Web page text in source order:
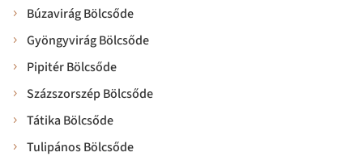
Búzavirág Bölcsőde
Gyöngyvirág Bölcsőde
Pipitér Bölcsőde
Százszorszép Bölcsőde
Tátika Bölcsőde
Tulipános Bölcsőde